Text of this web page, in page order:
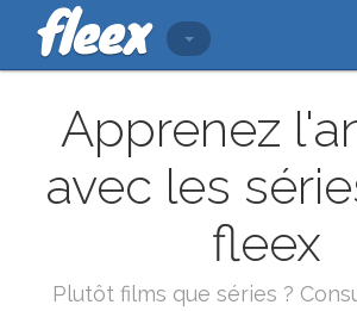
Apprenez
avec les
fleex
Plutôt films que séries ?